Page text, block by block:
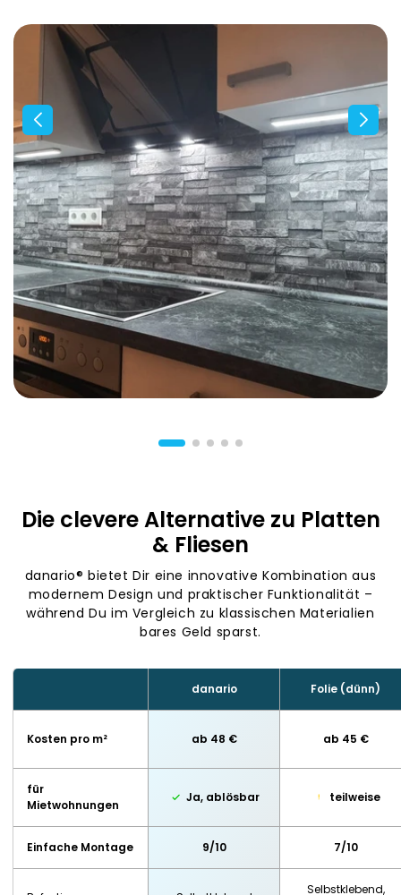
Die clevere Alternative zu Platten
& Fliesen
danario® bietet Dir eine innovative Kombination aus
modernem Design und praktischer Funktionalität –
während Du im Vergleich zu klassischen Materialien
bares Geld sparst.
danario Folie (dünn)
Kosten pro m² ab 48 € ab 45 €
für
Mietwohnungen
Ja, ablösbar teilweise
Einfache Montage 9/10 7/10
Selbstklebend,